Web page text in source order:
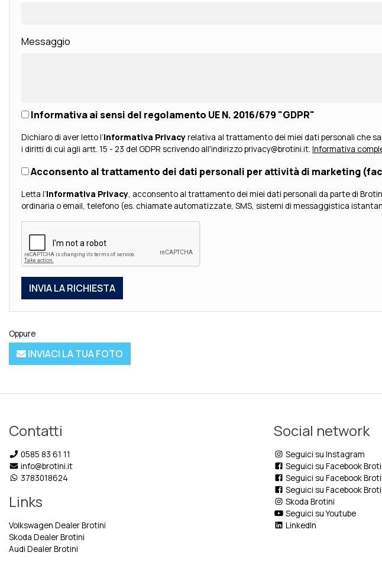
Messaggio
Informativa ai sensi del regolamento UE N. 2016/679 "GDPR"
Dichiaro di aver letto l’Informativa Privacyrelativa al trattamento dei miei dati personali che
i diritti di cui agli artt. 15 - 23 del GDPR scrivendo all'indirizzo privacy@brotini.it. Informativa
Acconsento al trattamento dei dati personali per attività di marketing
Letta l’Informativa Privacy, acconsento al trattamento dei miei dati personali da parte di Brotini S.p.A. per finalità di marketing, con modalità elettroniche e/o cartacee, e, in
ordinaria o email, telefono (es. chiamate automatizzate, SMS, sistemi di messaggistica
Oppure
INVIACI LA TUA FOTO
Contatti
0585 83 61 11
info@brotini.it
3783018624
Links
Volkswagen Dealer Brotini
Skoda Dealer Brotini
Audi Dealer Brotini
Social network
Seguici su Instagram
Seguici su Facebook
Seguici su Facebook
Seguici su Facebook
Skoda Brotini
Seguici su Youtube
LinkedIn